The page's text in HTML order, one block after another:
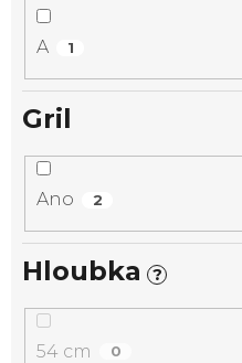
A 1
Gril
Ano 2
Hloubka ?
54 cm 0